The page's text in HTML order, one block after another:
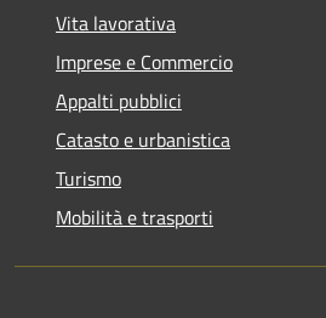
Vita lavorativa
Imprese e Commercio
Appalti pubblici
Catasto e urbanistica
Turismo
Mobilità e trasporti